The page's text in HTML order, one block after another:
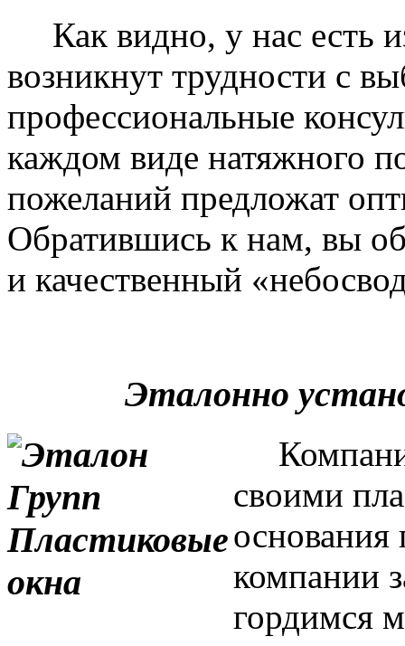
Как видно, у нас есть
возникнут трудности с
профессиональные
каждом виде натяжного
пожеланий предложат
Обратившись к нам, вы
и качественный
Эталонно
своими
основания
компании
гордимся